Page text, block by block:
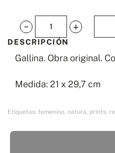
AAA
Gallina
(obra
original)
DESCRIPCIÓN
Gallina. Obra original.
Medida: 21 x 29,7 cm
Etiquetas: femenino, natura, prints,